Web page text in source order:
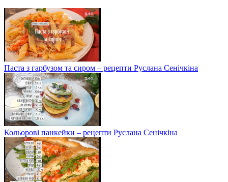
Паста з гарбузом та сиром – рецепти Руслана Сенічкіна
Кольорові панкейки – рецепти Руслана Сенічкіна